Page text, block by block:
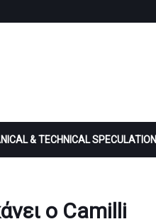
& TECHNICAL SPECULATION
ο Camilli